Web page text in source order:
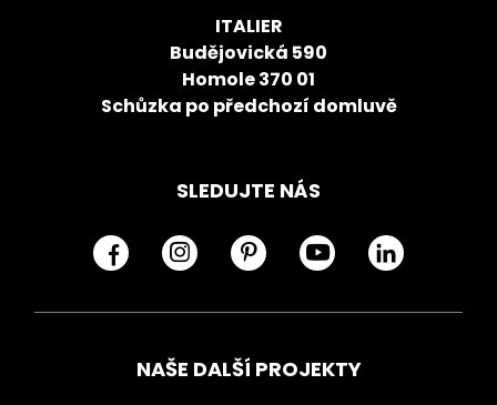
ITALIER
Budějovická 590
Homole 370 01
Schůzka po předchozí domluvě
SLEDUJTE NÁS
NAŠE DALŠÍ PROJEKTY